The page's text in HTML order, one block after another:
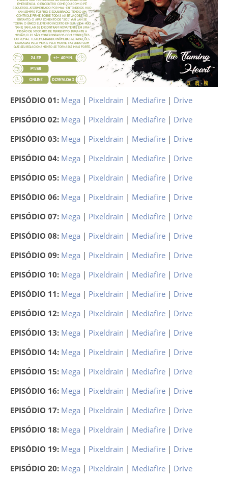
EPISÓDIO 01: Mega | Pixeldrain | Mediafire | Drive
EPISÓDIO 02: Mega | Pixeldrain | Mediafire | Drive
EPISÓDIO 03: Mega | Pixeldrain | Mediafire | Drive
EPISÓDIO 04: Mega | Pixeldrain | Mediafire | Drive
EPISÓDIO 05: Mega | Pixeldrain | Mediafire | Drive
EPISÓDIO 06: Mega | Pixeldrain | Mediafire | Drive
EPISÓDIO 07: Mega | Pixeldrain | Mediafire | Drive
EPISÓDIO 08: Mega | Pixeldrain | Mediafire | Drive
EPISÓDIO 09: Mega | Pixeldrain | Mediafire | Drive
EPISÓDIO 10: Mega | Pixeldrain | Mediafire | Drive
EPISÓDIO 11: Mega | Pixeldrain | Mediafire | Drive
EPISÓDIO 12: Mega | Pixeldrain | Mediafire | Drive
EPISÓDIO 13: Mega | Pixeldrain | Mediafire | Drive
EPISÓDIO 14: Mega | Pixeldrain | Mediafire | Drive
EPISÓDIO 15: Mega | Pixeldrain | Mediafire | Drive
EPISÓDIO 16: Mega | Pixeldrain | Mediafire | Drive
EPISÓDIO 17: Mega | Pixeldrain | Mediafire | Drive
EPISÓDIO 18: Mega | Pixeldrain | Mediafire | Drive
EPISÓDIO 19: Mega | Pixeldrain | Mediafire | Drive
EPISÓDIO 20: Mega | Pixeldrain | Mediafire | Drive